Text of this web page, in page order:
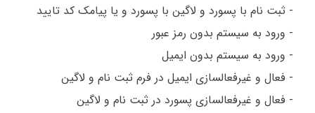
- ثبت نام با پسورد و لاگین با پسورد و یا پیامک کد تایید
- ورود به سیستم بدون رمز عبور
- ورود به سیستم بدون ایمیل
- فعال و غیرفعالسازی ایمیل در فرم ثبت نام و لاگین
- فعال و غیرفعالسازی پسورد در ثبت نام و لاگین